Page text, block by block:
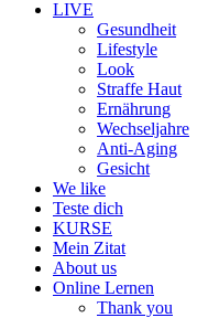
LIVE
Gesundheit
Lifestyle
Look
Straffe Haut
Ernährung
Wechseljahre
Anti-Aging
Gesicht
We like
Teste dich
KURSE
Mein Zitat
About us
Online Lernen
Thank you